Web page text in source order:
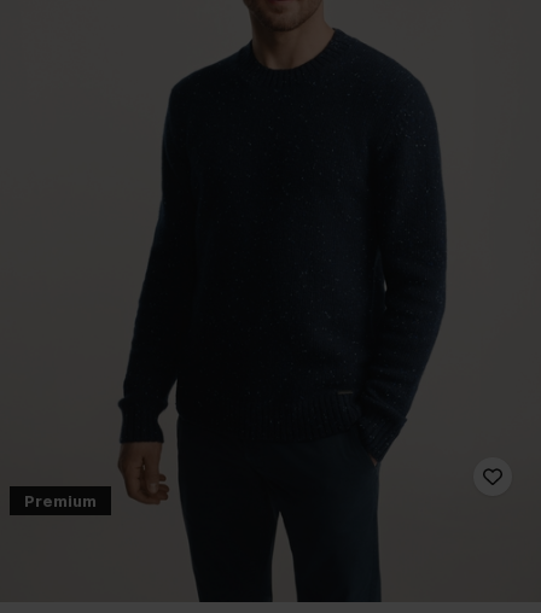
Premium